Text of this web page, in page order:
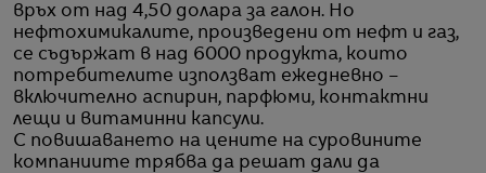
връх от над 4,50 долара за галон. Но
нефтохимикалите, произведени от нефт и газ,
се съдържат в над 6000 продукта, които
потребителите използват ежедневно –
включително аспирин, парфюми, контактни
лещи и витаминни капсули.
С повишаването на цените на суровините
компаниите трябва да решат дали да